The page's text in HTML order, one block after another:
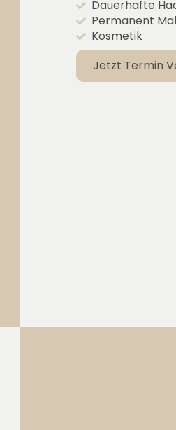
Dauerhafte
Permanent
Kosmetik
Jetzt Termin